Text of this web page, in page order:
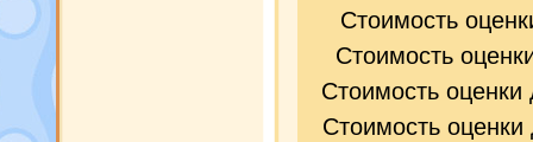
Стоимость
Стоимость
Стоимость
Стоимость